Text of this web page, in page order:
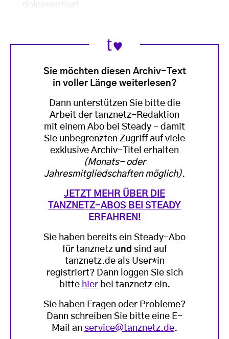
dokumentiert
Sie möchten diesen Archiv-Text
in voller Länge weiterlesen?
Dann unterstützen Sie bitte die
Arbeit der tanznetz-Redaktion
mit einem Abo bei Steady - damit
Sie unbegrenzten Zugriff auf viele
exklusive Archiv-Titel erhalten
(Monats- oder
Jahresmitgliedschaften möglich).
JETZT MEHR ÜBER DIE
TANZNETZ-ABOS BEI STEADY
ERFAHREN!
Sie haben bereits ein Steady-Abo
für tanznetz und sind auf
tanznetz.de als User*in
registriert? Dann loggen Sie sich
bitte hierbei tanznetz ein.
Sie haben Fragen oder Probleme?
Dann schreiben Sie bitte eine E-
Mail an service@tanznetz.de.